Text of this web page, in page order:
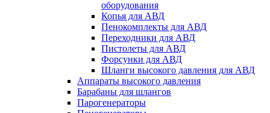
оборудования
Копья для АВД
Пенокомплекты для АВД
Переходники для АВД
Пистолеты для АВД
Форсунки для АВД
Шланги высокого давления для АВД
Аппараты высокого давления
Барабаны для шлангов
Парогенераторы